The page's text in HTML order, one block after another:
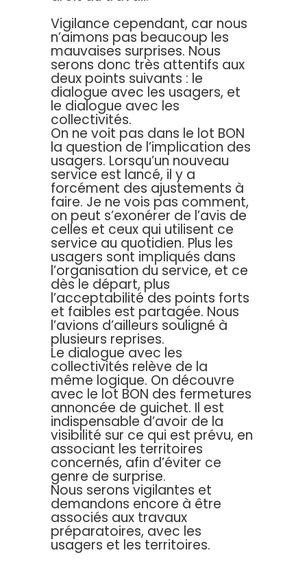
Vigilance cependant, car nous
n’aimons pas beaucoup les
mauvaises surprises. Nous
serons donc très attentifs aux
deux points suivants : le
dialogue avec les usagers, et
le dialogue avec les
collectivités.
On ne voit pas dans le lot BON
la question de l’implication des
usagers. Lorsqu’un nouveau
service est lancé, il y a
forcément des ajustements à
faire. Je ne vois pas comment,
on peut s’exonérer de l’avis de
celles et ceux qui utilisent ce
service au quotidien. Plus les
usagers sont impliqués dans
l’organisation du service, et ce
dès le départ, plus
l’acceptabilité des points forts
et faibles est partagée. Nous
l’avions d’ailleurs souligné à
plusieurs reprises.
Le dialogue avec les
collectivités relève de la
même logique. On découvre
avec le lot BON des fermetures
annoncée de guichet. Il est
indispensable d’avoir de la
visibilité sur ce qui est prévu, en
associant les territoires
concernés, afin d’éviter ce
genre de surprise.
Nous serons vigilantes et
demandons encore à être
associés aux travaux
préparatoires, avec les
usagers et les territoires.